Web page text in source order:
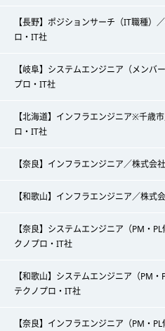
【長野】ポジションサーチ（IT職種）
ロ・IT社
【岐阜】システムエンジニア（メンバ
プロ・IT社
【北海道】インフラエンジニア※千歳
ロ・IT社
【奈良】インフラエンジニア／株式会
【和歌山】インフラエンジニア／株式
【奈良】システムエンジニア（PM・
クノプロ・IT社
【和歌山】システムエンジニア（PM
テクノプロ・IT社
【奈良】インフラエンジニア（PM・